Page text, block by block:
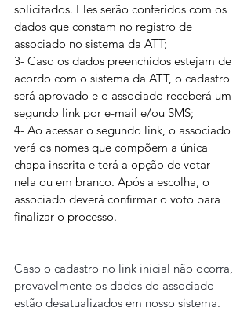
solicitados. Eles serão conferidos com os
dados que constam no registro de
associado no sistema da ATT;
3- Caso os dados preenchidos estejam de
acordo com o sistema da ATT, o cadastro
será aprovado e o associado receberá um
segundo link por e-mail e/ou SMS;
4- Ao acessar o segundo link, o associado
verá os nomes que compõem a única
chapa inscrita e terá a opção de votar
nela ou em branco. Após a escolha, o
associado deverá confirmar o voto para
finalizar o processo.
Caso o cadastro no link inicial não ocorra,
provavelmente os dados do associado
estão desatualizados em nosso sistema.